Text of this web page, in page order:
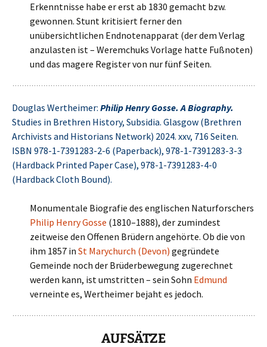
Erkenntnisse habe er erst ab 1830 gemacht bzw.
gewonnen. Stunt kritisiert ferner den
unübersichtlichen Endnotenapparat (der dem Verlag
anzulasten ist – Weremchuks Vorlage hatte Fußnoten)
und das magere Register von nur fünf Seiten.
Douglas Wertheimer: Philip Henry Gosse. A Biography.
Studies in Brethren History, Subsidia. Glasgow (Brethren
Archivists and Historians Network) 2024. xxv, 716 Seiten.
ISBN 978-1-7391283-2-6 (Paperback), 978-1-7391283-3-3
(Hardback Printed Paper Case), 978-1-7391283-4-0
(Hardback Cloth Bound).
Monumentale Biografie des englischen Naturforschers
Philip Henry Gosse (1810–1888), der zumindest
zeitweise den Offenen Brüdern angehörte. Ob die von
ihm 1857 in St Marychurch (Devon) gegründete
Gemeinde noch der Brüderbewegung zugerechnet
werden kann, ist umstritten – sein Sohn Edmund
verneinte es, Wertheimer bejaht es jedoch.
AUFSÄTZE